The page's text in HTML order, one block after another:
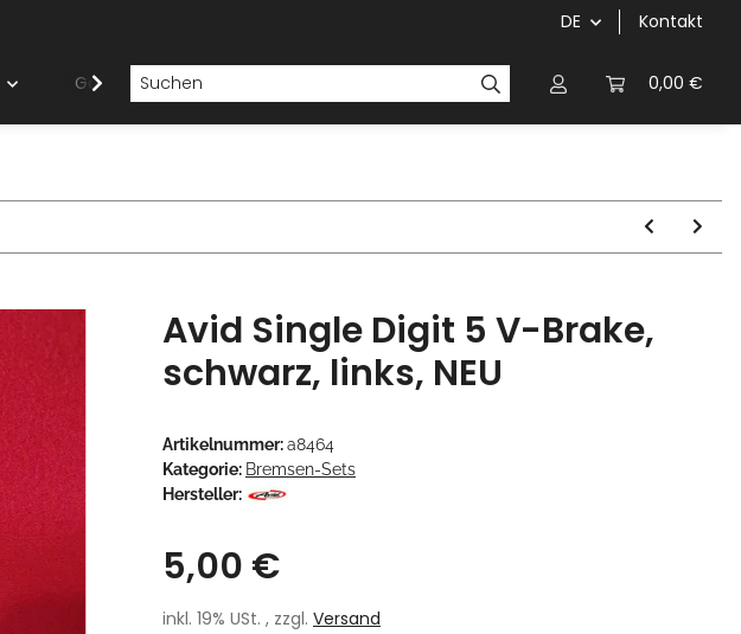
DE Kontakt
0,00 €
Gabeln Kettenblätter/Kassetten Kurbeln/
Avid Single Digit 5 V-Brake,
schwarz, links, NEU
Artikelnummer:a8464
Kategorie: Bremsen-Sets
Hersteller:
5,00 €
inkl. 19% USt. , zzgl. Versand